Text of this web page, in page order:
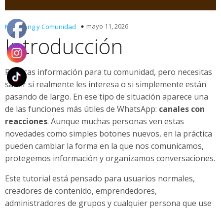
Marketing y Comunidad mayo 11, 2026
Introducción
Publicas información para tu comunidad, pero necesitas
saber si realmente les interesa o si simplemente están
pasando de largo. En ese tipo de situación aparece una
de las funciones más útiles de WhatsApp: canales con
reacciones. Aunque muchas personas ven estas
novedades como simples botones nuevos, en la práctica
pueden cambiar la forma en la que nos comunicamos,
protegemos información y organizamos conversaciones.
Este tutorial está pensado para usuarios normales,
creadores de contenido, emprendedores,
administradores de grupos y cualquier persona que use